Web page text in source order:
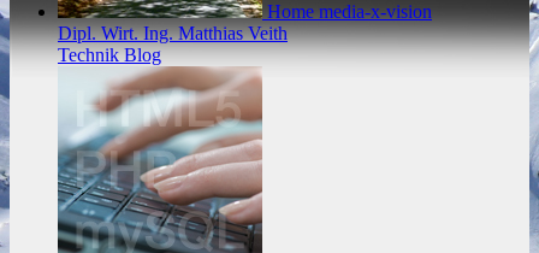
Home media-x-vision
Dipl. Wirt. Ing. Matthias Veith
Technik Blog